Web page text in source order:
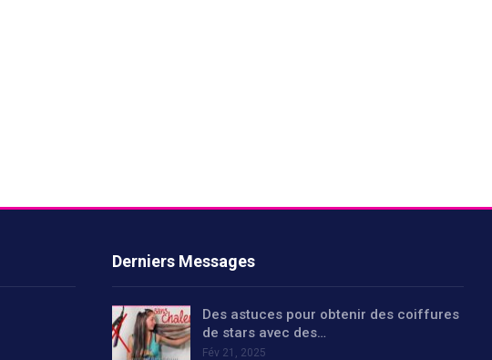
Derniers Messages
Des astuces pour obtenir des coiffures
de stars avec des…
Fév 21, 2025